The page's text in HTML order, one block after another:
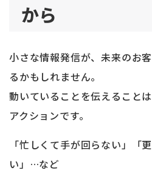
から
小さな情報発信が、未来のお
るかもしれません。
動いていることを伝えること
アクションです。
「忙しくて手が回らない」「
い」…など